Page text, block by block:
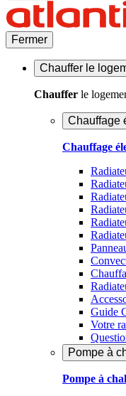
Fermer
Chauffer le
Chauffer le
Chauffage
Chauffage
Guide
Votre
Pompe à
Pompe à